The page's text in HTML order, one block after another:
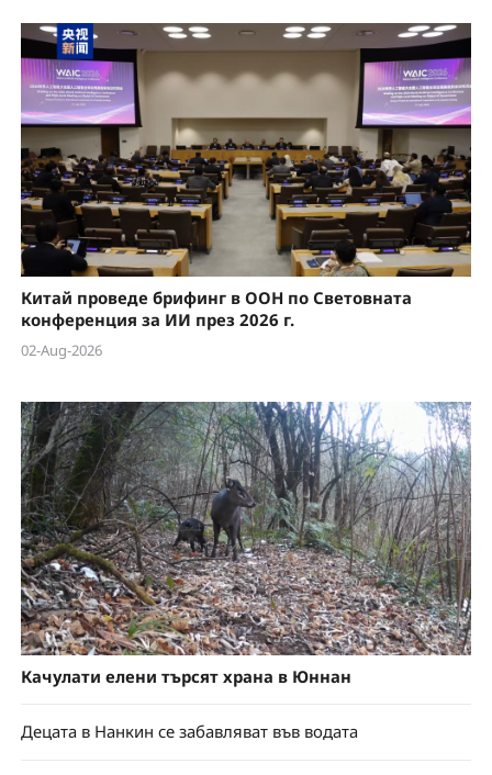
Китай проведе брифинг в ООН по Световната
конференция за ИИ през 2026 г.
02-Aug-2026
Качулати елени търсят храна в Юннан
Децата в Нанкин се забавляват във водата